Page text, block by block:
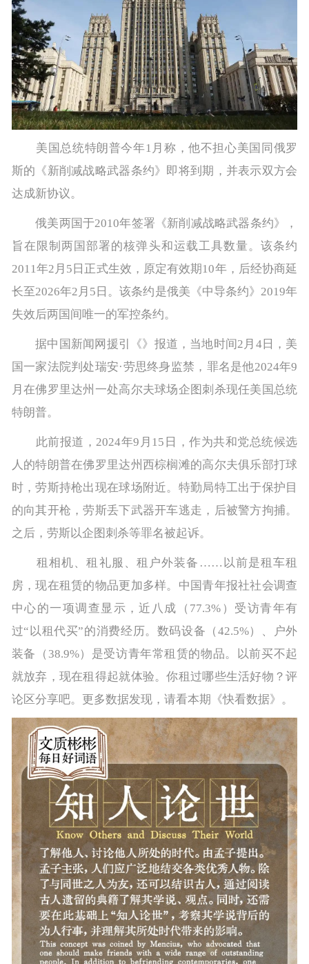
美国总统特朗普今年1月称，他不担心美国同俄罗
斯的《新削减战略武器条约》即将到期，并表示双方会
达成新协议。
俄美两国于2010年签署《新削减战略武器条约》，
旨在限制两国部署的核弹头和运载工具数量。该条约
2011年2月5日正式生效，原定有效期10年，后经协商延
长至2026年2月5日。该条约是俄美《中导条约》2019年
失效后两国间唯一的军控条约。
据中国新闻网援引《》报道，当地时间2月4日，美
国一家法院判处瑞安·劳思终身监禁，罪名是他2024年9
月在佛罗里达州一处高尔夫球场企图刺杀现任美国总统
特朗普。
此前报道，2024年9月15日，作为共和党总统候选
人的特朗普在佛罗里达州西棕榈滩的高尔夫俱乐部打球
时，劳斯持枪出现在球场附近。特勤局特工出于保护目
的向其开枪，劳斯丢下武器开车逃走，后被警方拘捕。
之后，劳斯以企图刺杀等罪名被起诉。
租相机、租礼服、租户外装备……以前是租车租
房，现在租赁的物品更加多样。中国青年报社社会调查
中心的一项调查显示，近八成（77.3%）受访青年有
过“以租代买”的消费经历。数码设备（42.5%）、户外
装备（38.9%）是受访青年常租赁的物品。以前买不起
就放弃，现在租得起就体验。你租过哪些生活好物？评
论区分享吧。更多数据发现，请看本期《快看数据》。